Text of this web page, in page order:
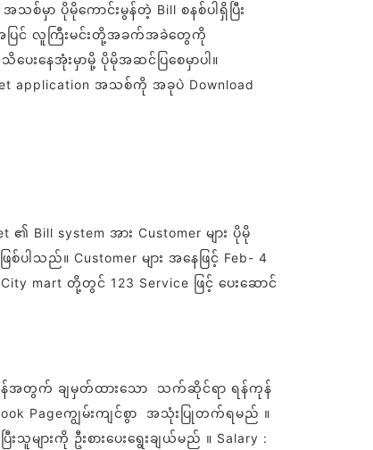
မှာ ပိုမိုကောင်းမွန်တဲ့ Bill စနစ်ပါရှိပြီး
အပြင် လူကြီးမင်းတို့အခက်အခဲတွေကို
းနေအုံးမှာမို့ ပိုမိုအဆင်​ပြစေမှာပါ။
application အသစ်ကို အခုပဲ Download
Bill system အား Customer များ ပိုမို
ါသည်။ Customer များ အနေဖြင့် Feb- 4
mart တို့တွင် 123 Service ဖြင့် ပေးဆောင်
ည့်မှီရန်အတွက် ချမှတ်ထားသော သက်ဆိုင်ရာ ရန်ကုန်
Pageကျွမ်းကျင်စွာ အသုံးပြုတက်ရမည် ။
ျားကို ဦးစားပေးရွေးချယ်မည် ။ Salary :